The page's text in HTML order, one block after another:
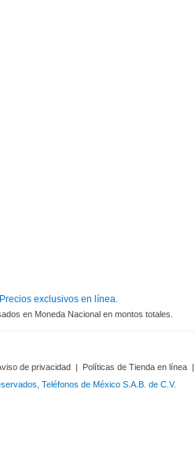
Precios exclusivos en línea.
en Moneda Nacional en montos totales.
de privacidad | Políticas de Tienda en línea |
Teléfonos de México S.A.B. de C.V.